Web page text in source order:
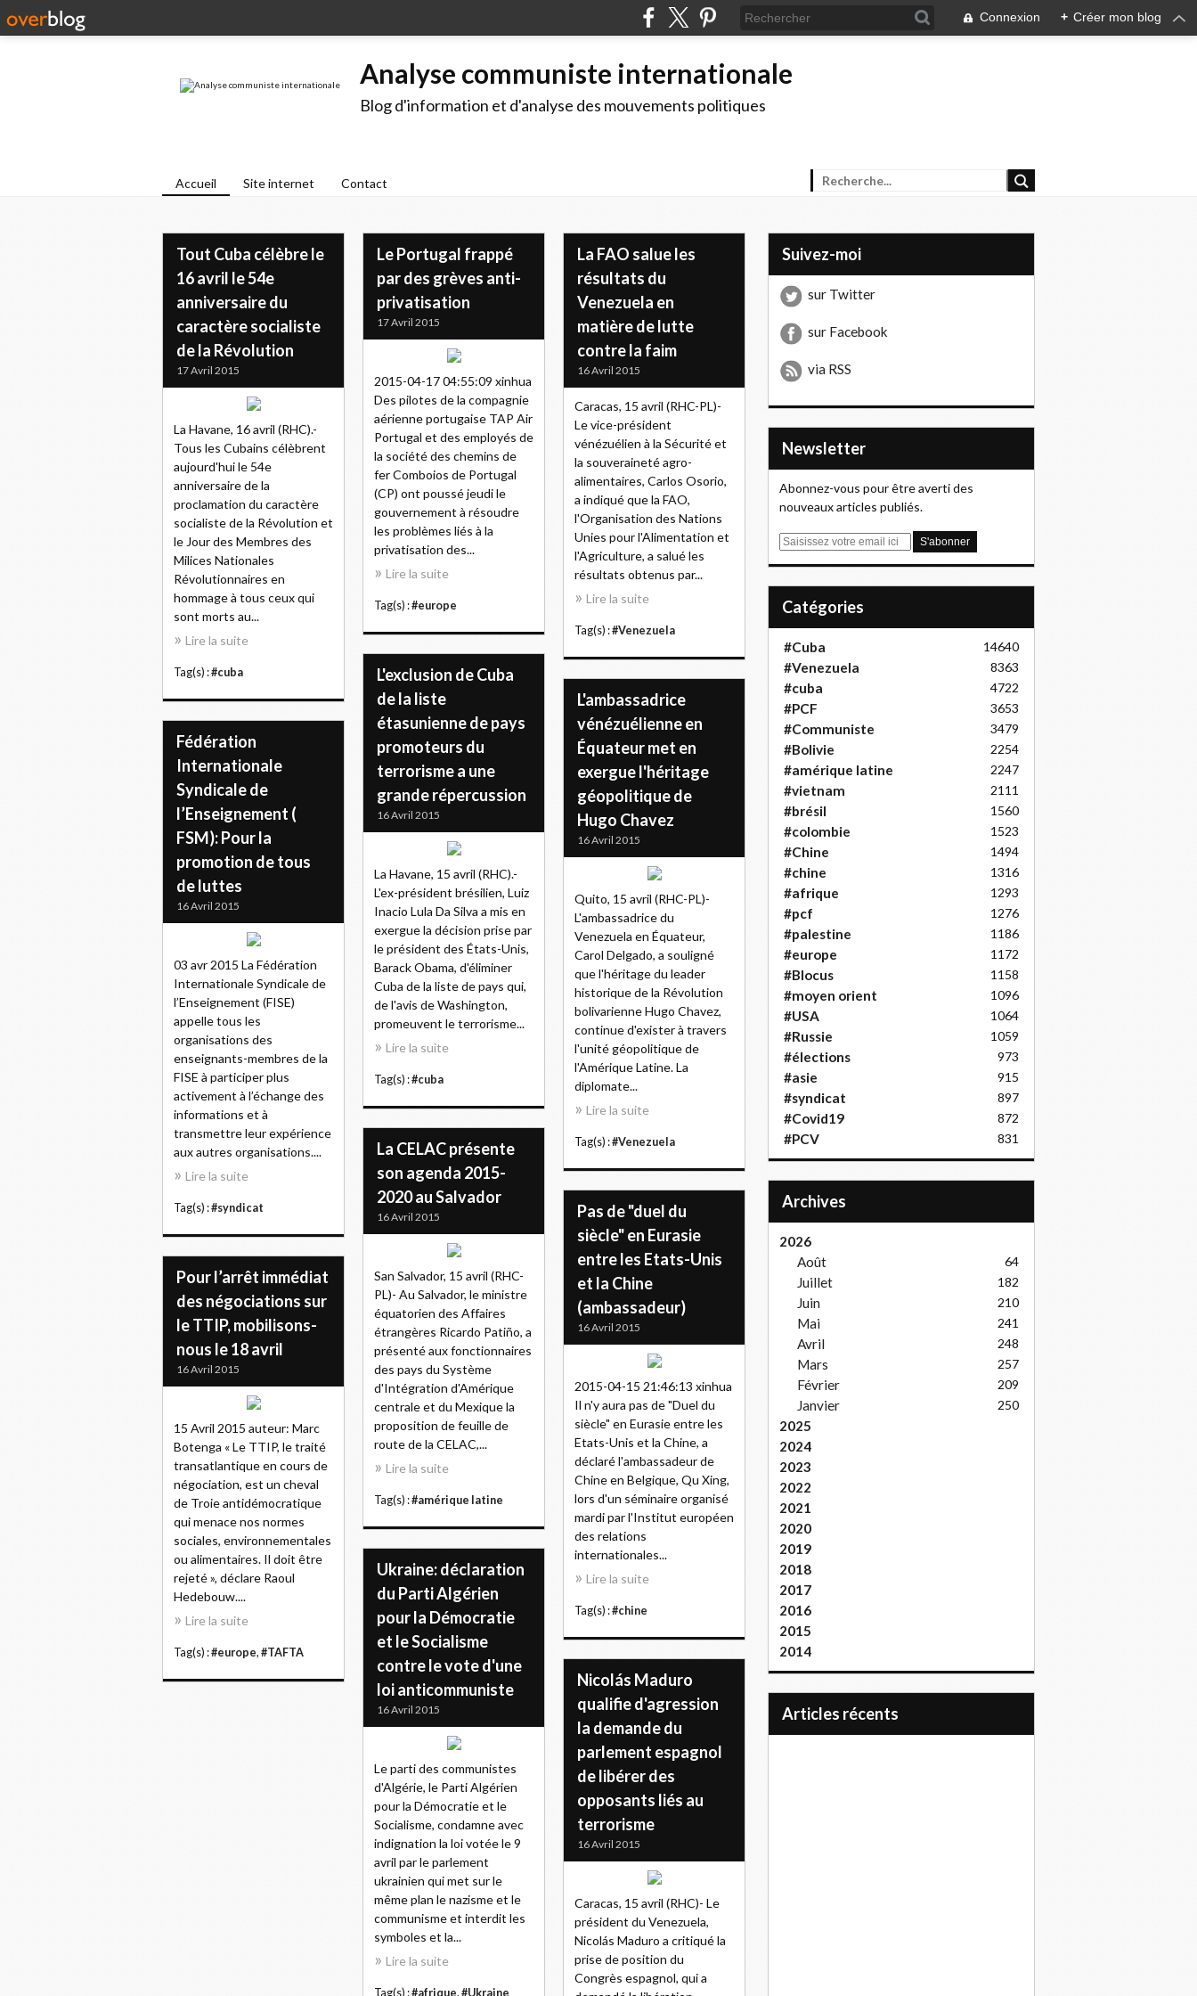
Connexion + Créer mon blog
Analyse communiste internationale
Blog d'information et d'analyse des mouvements politiques
Accueil Site internet Contact
Tout Cuba célèbre le
16 avril le 54e
anniversaire du
caractère socialiste
de la Révolution
17 Avril 2015
La Havane, 16 avril (RHC).-
Tous les Cubains célèbrent
aujourd'hui le 54e
anniversaire de la
proclamation du caractère
socialiste de la Révolution et
le Jour des Membres des
Milices Nationales
Révolutionnaires en
hommage à tous ceux qui
sont morts au...
Lire la suite
Tag(s) :#cuba
Le Portugal frappé
par des grèves anti-
privatisation
17 Avril 2015
2015-04-17 04:55:09 xinhua
Des pilotes de la compagnie
aérienne portugaise TAP Air
Portugal et des employés de
la société des chemins de
fer Comboios de Portugal
(CP) ont poussé jeudi le
gouvernement à résoudre
les problèmes liés à la
privatisation des...
Lire la suite
Tag(s) :#europe
La FAO salue les
résultats du
Venezuela en
matière de lutte
contre la faim
16 Avril 2015
Caracas, 15 avril (RHC-PL)-
Le vice-président
vénézuélien à la Sécurité et
la souveraineté agro-
alimentaires, Carlos Osorio,
a indiqué que la FAO,
l'Organisation des Nations
Unies pour l'Alimentation et
l'Agriculture, a salué les
résultats obtenus par...
Lire la suite
Tag(s) :#Venezuela
L'exclusion de Cuba
de la liste
étasunienne de pays
promoteurs du
terrorisme a une
grande répercussion
16 Avril 2015
La Havane, 15 avril (RHC).-
L'ex-président brésilien, Luiz
Inacio Lula Da Silva a mis en
exergue la décision prise par
le président des États-Unis,
Barack Obama, d'éliminer
Cuba de la liste de pays qui,
de l'avis de Washington,
promeuvent le terrorisme...
Lire la suite
Tag(s) :#cuba
L'ambassadrice
vénézuélienne en
Équateur met en
exergue l'héritage
géopolitique de
Hugo Chavez
16 Avril 2015
Quito, 15 avril (RHC-PL)-
L'ambassadrice du
Venezuela en Équateur,
Carol Delgado, a souligné
que l'héritage du leader
historique de la Révolution
bolivarienne Hugo Chavez,
continue d'exister à travers
l'unité géopolitique de
l'Amérique Latine. La
diplomate...
Lire la suite
Tag(s) :#Venezuela
Fédération
Internationale
Syndicale de
l’Enseignement (
FSM): Pour la
promotion de tous
de luttes
16 Avril 2015
03 avr 2015 La Fédération
Internationale Syndicale de
l’Enseignement (FISE)
appelle tous les
organisations des
enseignants-membres de la
FISE à participer plus
activement à l’échange des
informations et à
transmettre leur expérience
aux autres organisations....
Lire la suite
Tag(s) :#syndicat
La CELAC présente
son agenda 2015-
2020 au Salvador
16 Avril 2015
San Salvador, 15 avril (RHC-
PL)- Au Salvador, le ministre
équatorien des Affaires
étrangères Ricardo Patiño, a
présenté aux fonctionnaires
des pays du Système
d'Intégration d'Amérique
centrale et du Mexique la
proposition de feuille de
route de la CELAC,...
Lire la suite
Tag(s) :#amérique latine
Pas de "duel du
siècle" en Eurasie
entre les Etats-Unis
et la Chine
(ambassadeur)
16 Avril 2015
2015-04-15 21:46:13 xinhua
Il n'y aura pas de "Duel du
siècle" en Eurasie entre les
Etats-Unis et la Chine, a
déclaré l'ambassadeur de
Chine en Belgique, Qu Xing,
lors d'un séminaire organisé
mardi par l'Institut européen
des relations
internationales...
Lire la suite
Tag(s) :#chine
Pour l’arrêt immédiat
des négociations sur
le TTIP, mobilisons-
nous le 18 avril
16 Avril 2015
15 Avril 2015 auteur: Marc
Botenga « Le TTIP, le traité
transatlantique en cours de
négociation, est un cheval
de Troie antidémocratique
qui menace nos normes
sociales, environnementales
ou alimentaires. Il doit être
rejeté », déclare Raoul
Hedebouw....
Lire la suite
Tag(s) :#europe, #TAFTA
Ukraine: déclaration
du Parti Algérien
pour la Démocratie
et le Socialisme
contre le vote d'une
loi anticommuniste
16 Avril 2015
Le parti des communistes
d'Algérie, le Parti Algérien
pour la Démocratie et le
Socialisme, condamne avec
indignation la loi votée le 9
avril par le parlement
ukrainien qui met sur le
même plan le nazisme et le
communisme et interdit les
symboles et la...
Lire la suite
Tag(s) :#afrique, #Ukraine
Nicolás Maduro
qualifie d'agression
la demande du
parlement espagnol
de libérer des
opposants liés au
terrorisme
16 Avril 2015
Caracas, 15 avril (RHC)- Le
président du Venezuela,
Nicolás Maduro a critiqué la
prise de position du
Congrès espagnol, qui a
Suivez-moi
sur Twitter
sur Facebook
via RSS
Newsletter
Abonnez-vous pour être averti des
nouveaux articles publiés.
E
Catégories
#Cuba 14640
#Venezuela 8363
#cuba 4722
#PCF 3653
#Communiste 3479
#Bolivie 2254
#amérique latine 2247
#vietnam 2111
#brésil 1560
#colombie 1523
#Chine 1494
#chine 1316
#afrique 1293
#pcf 1276
#palestine 1186
#europe 1172
#Blocus 1158
#moyen orient 1096
#USA 1064
#Russie 1059
#élections 973
#asie 915
#syndicat 897
#Covid19 872
#PCV 831
Archives
2026
Août
64
Juillet 182
Juin 210
Mai 241
Avril 248
Mars 257
Février 209
Janvier 250
2025
2024
2023
2022
2021
2020
2019
2018
2017
2016
2015
2014
articles récents